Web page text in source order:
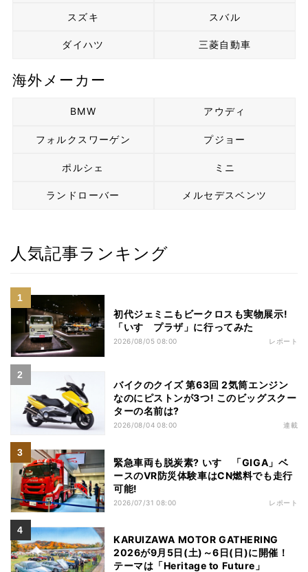
スズキ スバル
ダイハツ 三菱自動車
海外メーカー
BMW アウディ
フォルクスワーゲン プジョー
ポルシェ ミニ
ランドローバー メルセデスベンツ
人気記事ランキング
初代ジェミニもビークロスも実物展示!
「いすゞプラザ」に行ってみた
2026/08/05 08:00 レポート
バイクのクイズ 第63回 2気筒エンジン
なのにピストンが3つ! このビッグスクー
ターの名前は?
2026/08/04 08:00 連載
緊急車両も脱炭素? いすゞ「GIGA」ベ
ースのVR防災体験車はCN燃料でも走行
可能!
2026/07/31 08:00 レポート
KARUIZAWA MOTOR GATHERING
2026が9月5日(土)～6日(日)に開催！
テーマは「Heritage to Future」